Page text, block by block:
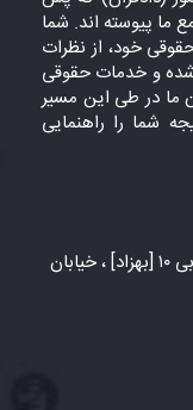
پیوسته اند. شما
خود، از نظرات
شده و خدمات حقوقی
ما در طی این مسیر
شما را راهنمایی
شهر مشهد، بلوار سجاد ، خیابان خیام جنوبی ۱۰ [بهزاد] ، خیابان